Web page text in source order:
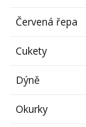
Červená řepa
Cukety
Dýně
Okurky